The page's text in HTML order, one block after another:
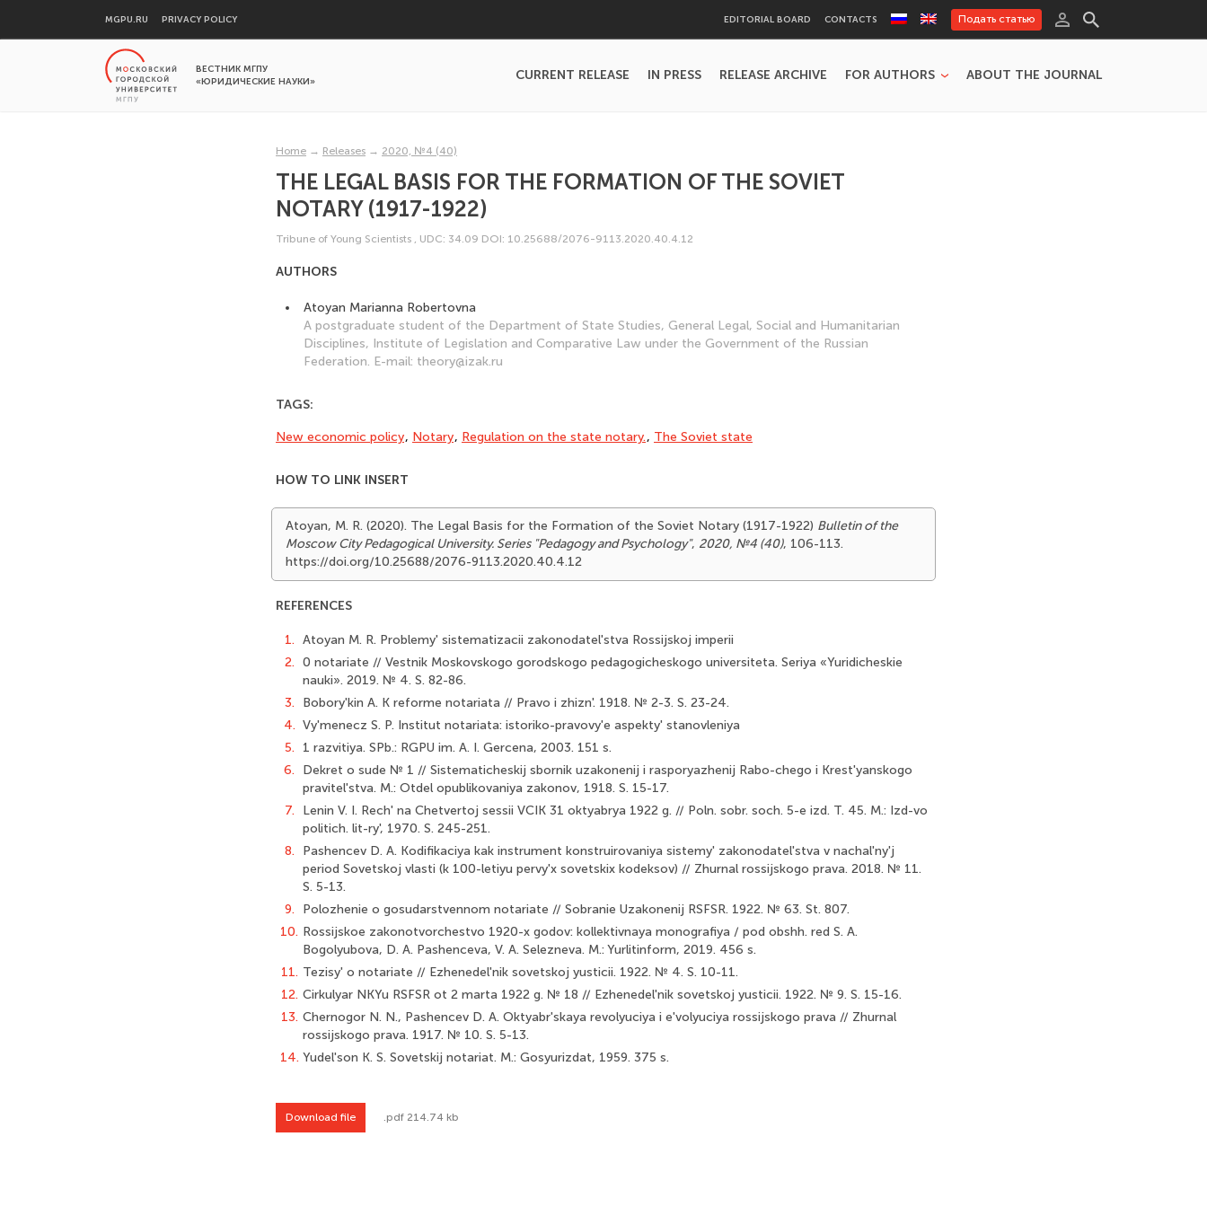
MGPU.RU PRIVACY POLICY EDITORIAL BOARD CONTACTS Подать статью
ВЕСТНИК МГПУ
«ЮРИДИЧЕСКИЕ НАУКИ»
CURRENT RELEASE IN PRESS RELEASE ARCHIVE FOR AUTHORS ABOUT THE JOURNAL
Home → Releases → 2020, №4 (40)
THE LEGAL BASIS FOR THE FORMATION OF THE SOVIET
NOTARY (1917-1922)
Tribune of Young Scientists , UDC: 34.09 DOI: 10.25688/2076-9113.2020.40.4.12
AUTHORS
Atoyan Marianna Robertovna
A postgraduate student of the Department of State Studies, General Legal, Social and Humanitarian
Disciplines, Institute of Legislation and Comparative Law under the Government of the Russian
Federation. E-mail: theory@izak.ru
TAGS:
New economic policy, Notary, Regulation on the state notary., The Soviet state
HOW TO LINK INSERT
Atoyan, M. R. (2020). The Legal Basis for the Formation of the Soviet Notary (1917-1922) Bulletin of the
Moscow City Pedagogical University. Series "Pedagogy and Psychology", 2020, №4 (40), 106-113.
https://doi.org/10.25688/2076-9113.2020.40.4.12
REFERENCES
1. Atoyan M. R. Problemy' sistematizacii zakonodatel'stva Rossijskoj imperii
2. 0 notariate // Vestnik Moskovskogo gorodskogo pedagogicheskogo universiteta. Seriya «Yuridicheskie
nauki». 2019. № 4. S. 82-86.
3.
Bobory'kin A. K reforme notariata // Pravo i zhizn'. 1918. № 2-3. S. 23-24.
4. Vy'menecz S. P. Institut notariata: istoriko-pravovy'e aspekty' stanovleniya
5.
1 razvitiya. SPb.: RGPU im. A. I. Gercena, 2003. 151 s.
6.
Dekret o sude № 1 // Sistematicheskij sbornik uzakonenij i rasporyazhenij Rabo-chego i Krest'yanskogo
pravitel'stva. M.: Otdel opublikovaniya zakonov, 1918. S. 15-17.
7.
Lenin V. I. Rech' na Chetvertoj sessii VCIK 31 oktyabrya 1922 g. // Poln. sobr. soch. 5-e izd. T. 45. M.: Izd-vo
politich. lit-ry', 1970. S. 245-251.
8.
Pashencev D. A. Kodifikaciya kak instrument konstruirovaniya sistemy' zakonodatel'stva v nachal'ny'j
period Sovetskoj vlasti (k 100-letiyu pervy'x sovetskix kodeksov) // Zhurnal rossijskogo prava. 2018. № 11.
S. 5-13.
9.
Polozhenie o gosudarstvennom notariate // Sobranie Uzakonenij RSFSR. 1922. № 63. St. 807.
10. Rossijskoe zakonotvorchestvo 1920-x godov: kollektivnaya monografiya / pod obshh. red S. A.
Bogolyubova, D. A. Pashenceva, V. A. Selezneva. M.: Yurlitinform, 2019. 456 s.
11. Tezisy' o notariate // Ezhenedel'nik sovetskoj yusticii. 1922. № 4. S. 10-11.
12. Cirkulyar NKYu RSFSR ot 2 marta 1922 g. № 18 // Ezhenedel'nik sovetskoj yusti­cii. 1922. № 9. S. 15-16.
13. Chernogor N. N., Pashencev D. A. Oktyabr'skaya revolyuciya i e'volyuciya rossijskogo prava // Zhurnal
rossijskogo prava. 1917. № 10. S. 5-13.
14. Yudel'son K. S. Sovetskij notariat. M.: Gosyurizdat, 1959. 375 s.
Download file .pdf 214.74 kb